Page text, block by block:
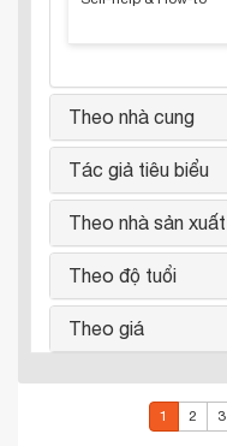
Theo nhà cung
Tác giả tiêu biểu
Theo nhà sản xuất
Theo độ tuổi
Theo giá
1 2 3